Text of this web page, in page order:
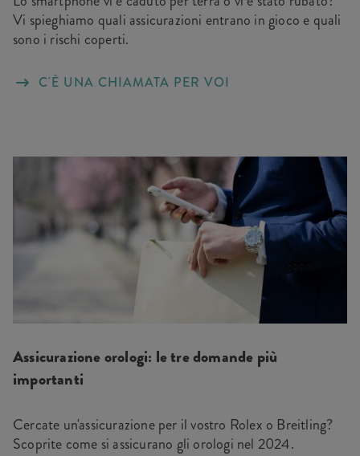
Vi spieghiamo quali assicurazioni entrano in gioco e quali
sono i rischi coperti.
C'È UNA CHIAMATA PER VOI
Assicurazione orologi: le tre domande più
importanti
Cercate un'assicurazione per il vostro Rolex o Breitling?
Scoprite come si assicurano gli orologi nel 2024.